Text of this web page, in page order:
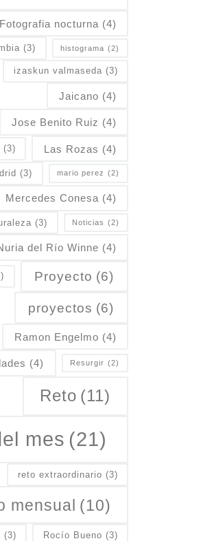
Fotografia nocturna (4)
(3) histograma (2)
izaskun valmaseda (3)
Jaicano (4)
Jose Benito Ruiz (4)
(3) Las Rozas (4)
(3) mario perez (2)
Mercedes Conesa (4)
(3) Noticias (2)
del Río Winne (4)
Proyecto (6)
proyectos (6)
Ramon Engelmo (4)
(4) Resurgir (2)
Reto (11)
mes (21)
reto extraordinario (3)
mensual (10)
(3) Rocío Bueno (3)